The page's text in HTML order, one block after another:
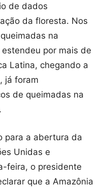
de dados
da floresta. Nos
na
por mais de
Latina, chegando a
já foram
de queimadas na
para a abertura da
Unidas e
feira, o presidente
que a Amazônia